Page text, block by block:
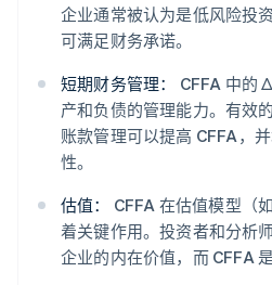
企业通常被认为是低风险投
可满足财务承诺。
短期财务管理：
CFFA 中的
产和负债的管理能力。有效
账款管理可以提高 CFFA，
性。
估值：
CFFA 在估值模型（
着关键作用。投资者和分析
企业的内在价值，而 CFFA